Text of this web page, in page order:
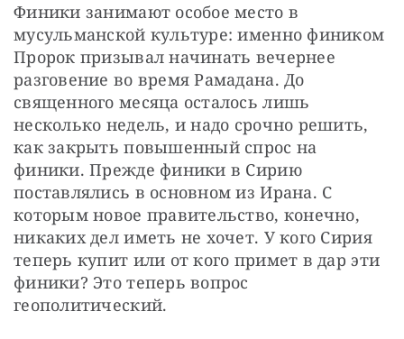
Финики занимают особое место в
мусульманской культуре: именно фиником
Пророк призывал начинать вечернее
разговение во время Рамадана. До
священного месяца осталось лишь
несколько недель, и надо срочно решить,
как закрыть повышенный спрос на
финики. Прежде финики в Сирию
поставлялись в основном из Ирана. С
которым новое правительство, конечно,
никаких дел иметь не хочет. У кого Сирия
теперь купит или от кого примет в дар эти
финики? Это теперь вопрос
геополитический.